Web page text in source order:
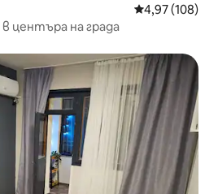
Средна
4,97 (108)
центъра на града